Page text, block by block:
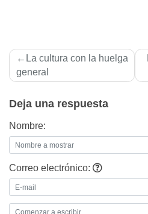
Navegación
de
La cultura con la huelga
general
Deja una respuesta
Nombre:
Correo electrónico: